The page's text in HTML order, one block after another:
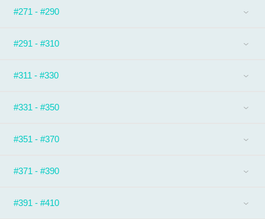
#271 - #290
#291 - #310
#311 - #330
#331 - #350
#351 - #370
#371 - #390
#391 - #410